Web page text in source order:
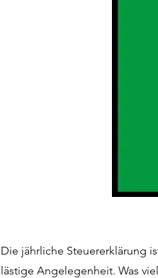
Die jährliche Steuererklärung
lästige Angelegenheit. Was